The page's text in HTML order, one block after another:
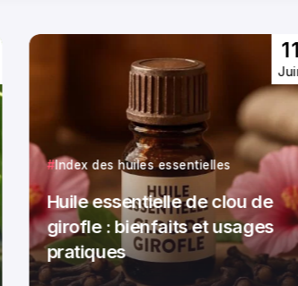
Index des huiles essentielles
Huile essentielle de clou de
girofle : bienfaits et usages
pratiques
11